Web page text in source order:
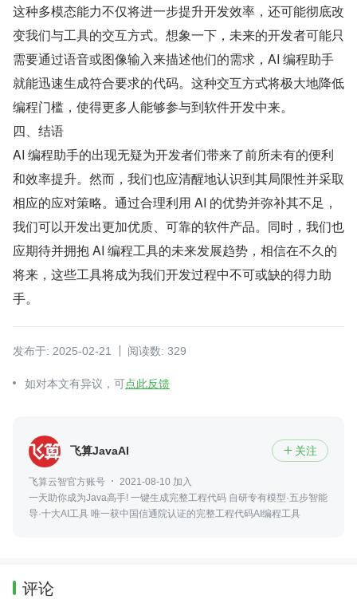
这种多模态能力不仅将进一步提升开发效率，还可能彻底改
变我们与工具的交互方式。想象一下，未来的开发者可能只
需要通过语音或图像输入来描述他们的需求，AI 编程助手
就能迅速生成符合要求的代码。这种交互方式将极大地降低
编程门槛，使得更多人能够参与到软件开发中来。
四、结语
AI 编程助手的出现无疑为开发者们带来了前所未有的便利
和效率提升。然而，我们也应清醒地认识到其局限性并采取
相应的应对策略。通过合理利用 AI 的优势并弥补其不足，
我们可以开发出更加优质、可靠的软件产品。同时，我们也
应期待并拥抱 AI 编程工具的未来发展趋势，相信在不久的
将来，这些工具将成为我们开发过程中不可或缺的得力助
手。
发布于: 2025-02-21 阅读数: 329
如对本文有异议，可点此反馈
飞算JavaAI  关注
飞算云智官方账号
2021-08-10 加入
一天助你成为Java高手! 一键生成完整工程代码 自研专有模型·五步智能
导·十大AI工具 唯一获中国信通院认证的完整工程代码AI编程工具
评论